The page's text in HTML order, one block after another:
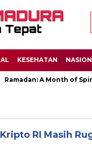
KESEHATAN
Ramadan: A Month of
RI Masih